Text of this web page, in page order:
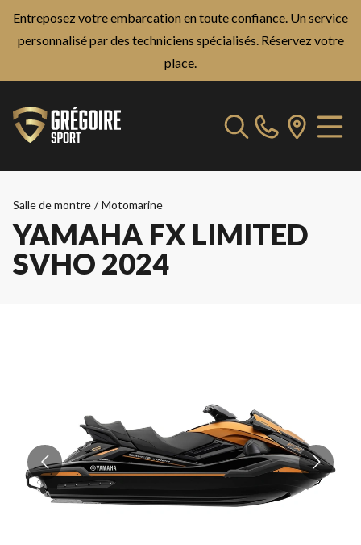
Entreposez votre embarcation en toute confiance. Un service
personnalisé par des techniciens spécialisés. Réservez votre
place.
Salle de montre / Motomarine
YAMAHA FX LIMITED
SVHO 2024